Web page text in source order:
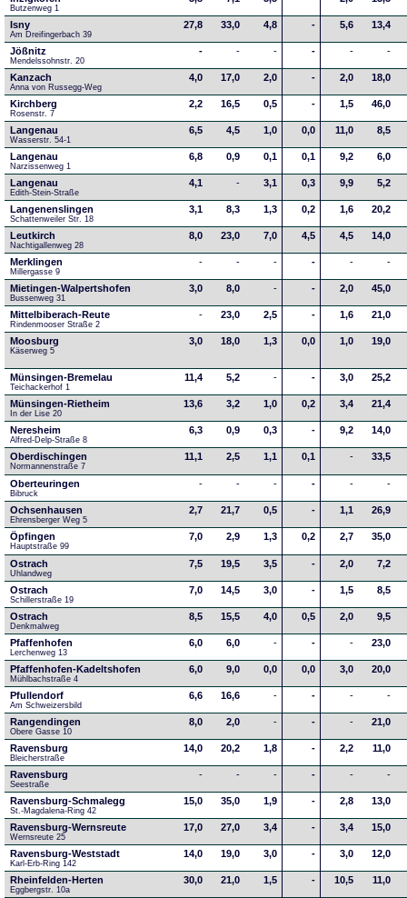
Butzenweg 1
Isny
Am Dreifingerbach 39
27,8 33,0 4,8 - 5,6 13,4
Jößnitz
Mendelssohnstr. 20
- - - - - -
Kanzach
Anna von Russegg-Weg
4,0 17,0 2,0 - 2,0 18,0
Kirchberg
Rosenstr. 7
2,2 16,5 0,5 - 1,5 46,0
Langenau
Wasserstr. 54-1
6,5 4,5 1,0 0,0 11,0 8,5
Langenau
Narzissenweg 1
6,8 0,9 0,1 0,1 9,2 6,0
Langenau
Edith-Stein-Straße
4,1 - 3,1 0,3 9,9 5,2
Langenenslingen
Schattenweiler Str. 18
3,1 8,3 1,3 0,2 1,6 20,2
Leutkirch
Nachtigallenweg 28
8,0 23,0 7,0 4,5 4,5 14,0
Merklingen
Millergasse 9
- - - - - -
Mietingen-Walpertshofen
Bussenweg 31
3,0 8,0 - - 2,0 45,0
Mittelbiberach-Reute
Rindenmooser Straße 2
- 23,0 2,5 - 1,6 21,0
Moosburg
Käserweg 5
3,0 18,0 1,3 0,0 1,0 19,0
Münsingen-Bremelau
Teichackerhof 1
11,4 5,2 - - 3,0 25,2
Münsingen-Rietheim
In der Lise 20
13,6 3,2 1,0 0,2 3,4 21,4
Neresheim
Alfred-Delp-Straße 8
6,3 0,9 0,3 - 9,2 14,0
Oberdischingen
Normannenstraße 7
11,1 2,5 1,1 0,1 - 33,5
Oberteuringen
Bibruck
- - - - - -
Ochsenhausen
Ehrensberger Weg 5
2,7 21,7 0,5 - 1,1 26,9
Öpfingen
Hauptstraße 99
7,0 2,9 1,3 0,2 2,7 35,0
Ostrach
Uhlandweg
7,5 19,5 3,5 - 2,0 7,2
Ostrach
Schillerstraße 19
7,0 14,5 3,0 - 1,5 8,5
Ostrach
Denkmalweg
8,5 15,5 4,0 0,5 2,0 9,5
Pfaffenhofen
Lerchenweg 13
6,0 6,0 - - - 23,0
Pfaffenhofen-Kadeltshofen
Mühlbachstraße 4
6,0 9,0 0,0 0,0 3,0 20,0
Pfullendorf
Am Schweizersbild
6,6 16,6 - - - -
Rangendingen
Obere Gasse 10
8,0 2,0 - - - 21,0
Ravensburg
Bleicherstraße
14,0 20,2 1,8 - 2,2 11,0
Ravensburg
Seestraße
- - - - - -
Ravensburg-Schmalegg
St.-Magdalena-Ring 42
15,0 35,0 1,9 - 2,8 13,0
Ravensburg-Wernsreute
Wernsreute 25
17,0 27,0 3,4 - 3,4 15,0
Ravensburg-Weststadt
Karl-Erb-Ring 142
14,0 19,0 3,0 - 3,0 12,0
Rheinfelden-Herten
Eggbergstr. 10a
30,0 21,0 1,5 - 10,5 11,0